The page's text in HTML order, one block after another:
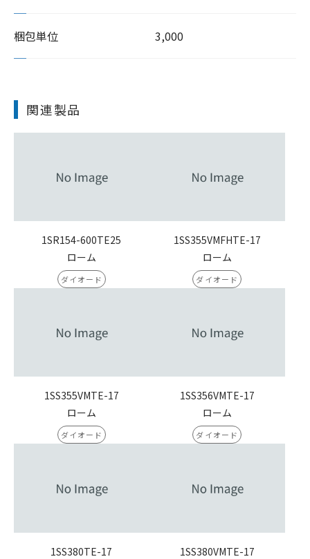
梱包単位 3,000
関連製品
1SR154-600TE25
ローム
ダイオード
1SS355VMFHTE-17
ローム
ダイオード
1SS355VMTE-17
ローム
ダイオード
1SS356VMTE-17
ローム
ダイオード
1SS380TE-17
1SS380VMTE-17